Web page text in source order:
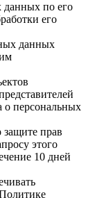
данных по его
его
данных
о персональных
прав
этого
10 дней